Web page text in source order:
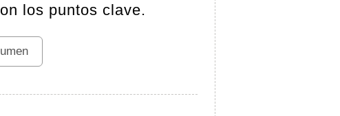
los puntos clave.